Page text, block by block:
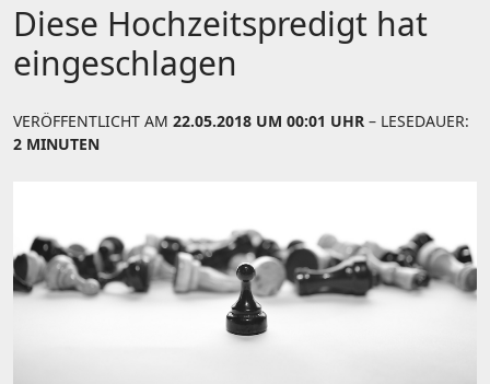
Diese Hochzeitspredigt hat
eingeschlagen
VERÖFFENTLICHT AM 22.05.2018 UM 00:01 UHR – LESEDAUER:
2 MINUTEN